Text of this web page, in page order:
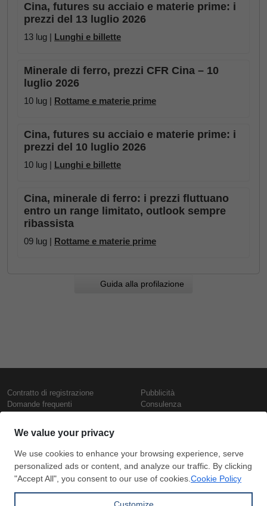
Cina, futures su acciaio e materie prime: i
prezzi del 13 luglio 2026
13 lug | Lunghi e billette
Minerale di ferro, prezzi CFR Cina – 10
luglio 2026
10 lug | Rottame e materie prime
Cina, futures su acciaio e materie prime: i
prezzi del 10 luglio 2026
10 lug | Lunghi e billette
Cina, minerale di ferro: i prezzi fluttuano
entro un range limitato, outlook sempre
ribassista
09 lug | Rottame e materie prime
Guida alla profilazione
Contratto di registrazione
Domande frequenti
Presentazione
Contattaci
Termini di utilizzo
Politica di riservatezza
Pubblicità
Consulenza
Prezzi e indici
Marketplace Inc.